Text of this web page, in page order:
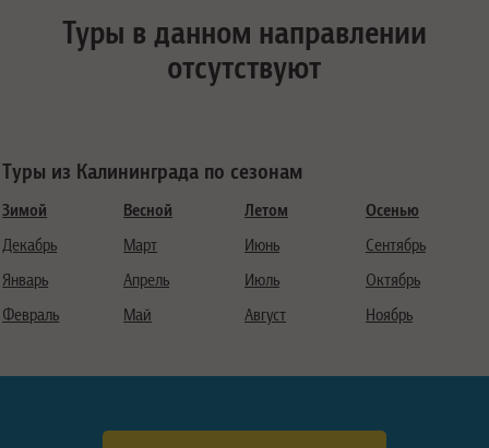
Туры в данном направлении
отсутствуют
Туры из Калининграда по сезонам
Зимой
Декабрь
Январь
Февраль
Весной
Март
Апрель
Май
Летом
Июнь
Июль
Август
Осенью
Сентябрь
Октябрь
Ноябрь